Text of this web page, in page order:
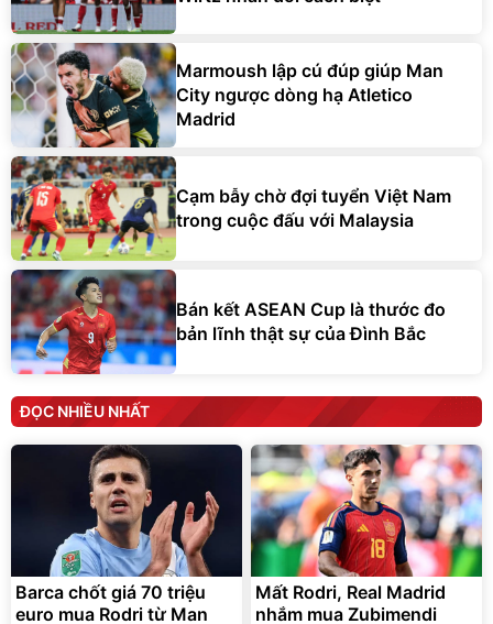
Marmoush lập cú đúp giúp Man
City ngược dòng hạ Atletico
Madrid
Cạm bẫy chờ đợi tuyển Việt Nam
trong cuộc đấu với Malaysia
Bán kết ASEAN Cup là thước đo
bản lĩnh thật sự của Đình Bắc
ĐỌC NHIỀU NHẤT
Barca chốt giá 70 triệu
euro mua Rodri từ Man
Mất Rodri, Real Madrid
nhắm mua Zubimendi